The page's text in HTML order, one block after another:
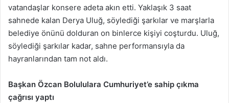
vatandaşlar konsere adeta akın etti. Yaklaşık 3 saat
sahnede kalan Derya Uluğ, söylediği şarkılar ve marşlarla
belediye önünü dolduran on binlerce kişiyi coşturdu. Uluğ,
söylediği şarkılar kadar, sahne performansıyla da
hayranlarından tam not aldı.
Başkan Özcan Bolululara Cumhuriyet’e sahip çıkma
çağrısı yaptı